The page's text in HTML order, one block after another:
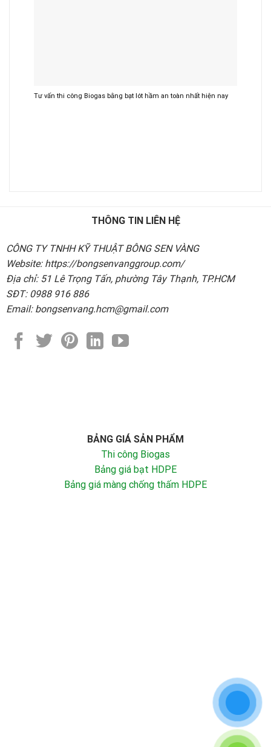
Tư vấn thi công Biogas bằng bạt lót hầm an toàn nhất hiện nay
THÔNG TIN LIÊN HỆ
CÔNG TY TNHH KỸ THUẬT BÔNG SEN VÀNG
Website: https://bongsenvanggroup.com/
Địa chỉ: 51 Lê Trọng Tấn, phường Tây Thạnh, TP.HCM
SĐT: 0988 916 886
Email: bongsenvang.hcm@gmail.com
BẢNG GIÁ SẢN PHẨM
Thi công Biogas
Bảng giá bạt HDPE
Bảng giá màng chống thấm HDPE